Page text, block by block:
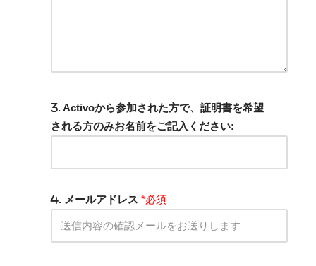
. Activoから参加された方で、証明書を希望
される方のみお名前をご記入ください:
. メールアドレス *必須